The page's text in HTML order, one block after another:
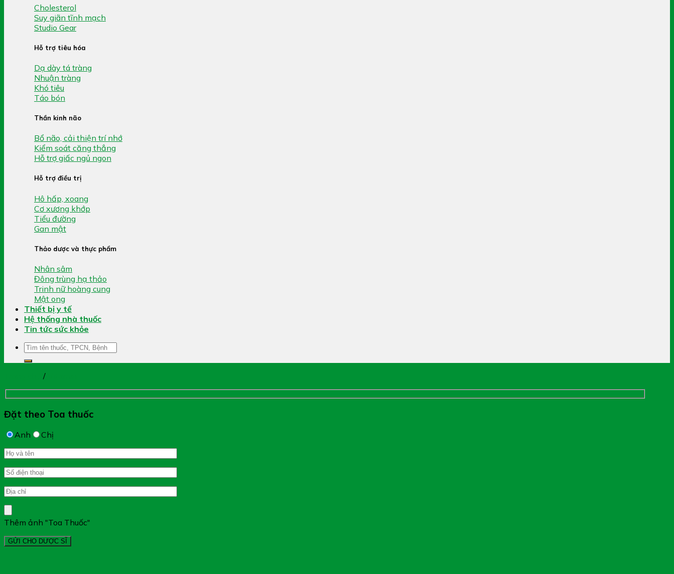
Cholesterol
Suy giãn tĩnh mạch
Studio Gear
Hỗ trợ tiêu hóa
Dạ dày tá tràng
Nhuận tràng
Khó tiêu
Táo bón
Thần kinh não
Bổ não, cải thiện trí nhớ
Kiểm soát căng thẳng
Hỗ trợ giấc ngủ ngon
Hỗ trợ điều trị
Hô hấp, xoang
Cơ xương khớp
Tiểu đường
Gan mật
Thảo dược và thực phẩm
Nhân sâm
Đông trùng hạ thảo
Trinh nữ hoàng cung
Mật ong
Thiết bị y tế
Hệ thống nhà thuốc
Tin tức sức khỏe
Tìm
kiếm:
/
Đặt theo Toa thuốc
Anh Chị
Thêm ảnh "Toa Thuốc"